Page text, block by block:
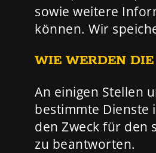
sowie weitere
können. Wir
WIE WERDEN
An einigen Stellen
bestimmte
den Zweck für den
zu beantworten.